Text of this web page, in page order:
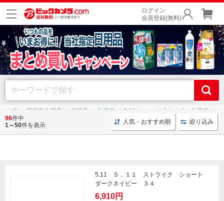
ログイン
会員登録(無料)
金庫 環境安全用品 保護具 作業服 5.11｜ファイブイレブン 作業服
作業服
96件中
1～50件を表示 人気・おすすめ順 絞り込み
5.11 ５．１１ ストライク ショート
ダークネイビー ３４
6,910円